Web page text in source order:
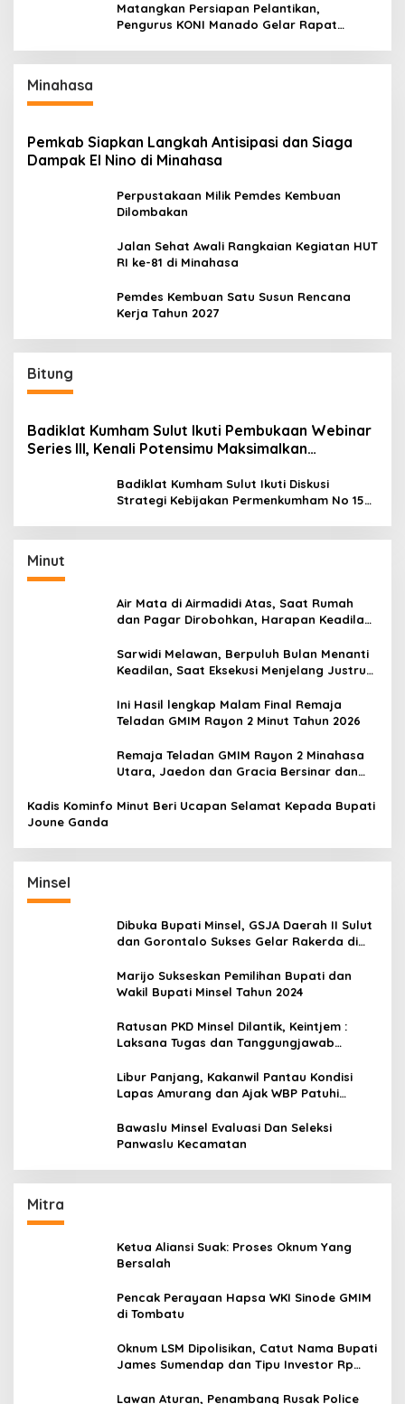
Matangkan Persiapan Pelantikan,
Pengurus KONI Manado Gelar Rapat
Minahasa
Pemkab Siapkan Langkah Antisipasi dan Siaga
Dampak El Nino di Minahasa
Perpustakaan Milik Pemdes Kembuan
Dilombakan
Jalan Sehat Awali Rangkaian Kegiatan HUT
RI ke-81 di Minahasa
Pemdes Kembuan Satu Susun Rencana
Kerja Tahun 2027
Bitung
Badiklat Kumham Sulut Ikuti Pembukaan Webinar
Series III, Kenali Potensimu Maksimalkan
Badiklat Kumham Sulut Ikuti Diskusi
Strategi Kebijakan Permenkumham No 15
Minut
Air Mata di Airmadidi Atas, Saat Rumah
dan Pagar Dirobohkan, Harapan Keadilan
Sarwidi Melawan, Berpuluh Bulan Menanti
Keadilan, Saat Eksekusi Menjelang Justru
Ini Hasil lengkap Malam Final Remaja
Teladan GMIM Rayon 2 Minut Tahun 2026
Remaja Teladan GMIM Rayon 2 Minahasa
Utara, Jaedon dan Gracia Bersinar dan
Kadis Kominfo Minut Beri Ucapan Selamat Kepada Bupati
Joune Ganda
Minsel
Dibuka Bupati Minsel, GSJA Daerah II Sulut
dan Gorontalo Sukses Gelar Rakerda di
Marijo Sukseskan Pemilihan Bupati dan
Wakil Bupati Minsel Tahun 2024
Ratusan PKD Minsel Dilantik, Keintjem :
Laksana Tugas dan Tanggungjawab
Libur Panjang, Kakanwil Pantau Kondisi
Lapas Amurang dan Ajak WBP Patuhi
Bawaslu Minsel Evaluasi Dan Seleksi
Panwaslu Kecamatan
Mitra
Ketua Aliansi Suak: Proses Oknum Yang
Bersalah
Pencak Perayaan Hapsa WKI Sinode GMIM
di Tombatu
Oknum LSM Dipolisikan, Catut Nama Bupati
James Sumendap dan Tipu Investor Rp
Lawan Aturan, Penambang Rusak Police